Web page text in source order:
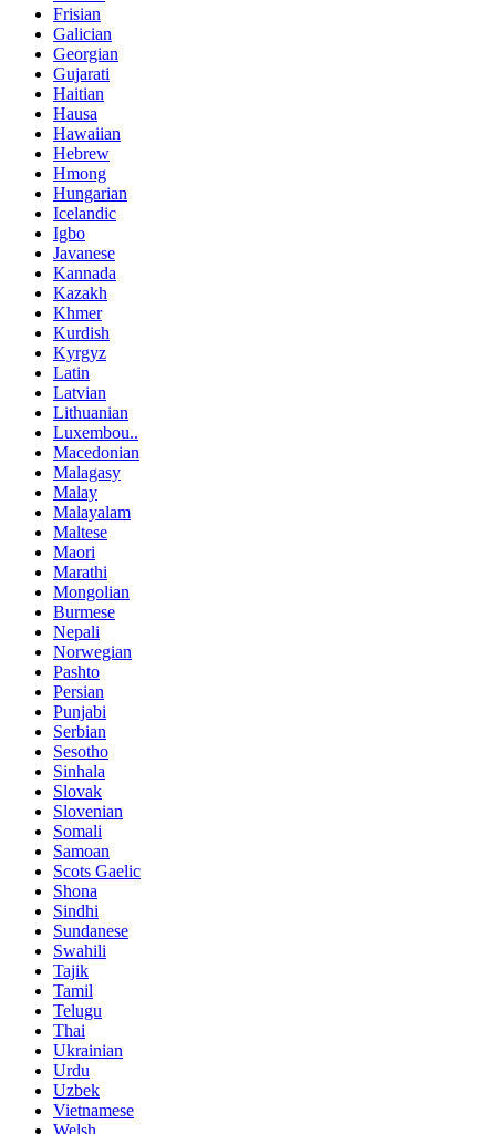
Frisian
Galician
Georgian
Gujarati
Haitian
Hausa
Hawaiian
Hebrew
Hmong
Hungarian
Icelandic
Igbo
Javanese
Kannada
Kazakh
Khmer
Kurdish
Kyrgyz
Latin
Latvian
Lithuanian
Luxembou..
Macedonian
Malagasy
Malay
Malayalam
Maltese
Maori
Marathi
Mongolian
Burmese
Nepali
Norwegian
Pashto
Persian
Punjabi
Serbian
Sesotho
Sinhala
Slovak
Slovenian
Somali
Samoan
Scots Gaelic
Shona
Sindhi
Sundanese
Swahili
Tajik
Tamil
Telugu
Thai
Ukrainian
Urdu
Uzbek
Vietnamese
Welsh